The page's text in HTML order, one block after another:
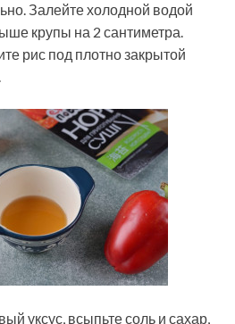
Залейте холодной водой
крупы на 2 сантиметра.
рис под плотно закрытой
уксус, всыпьте соль и сахар,